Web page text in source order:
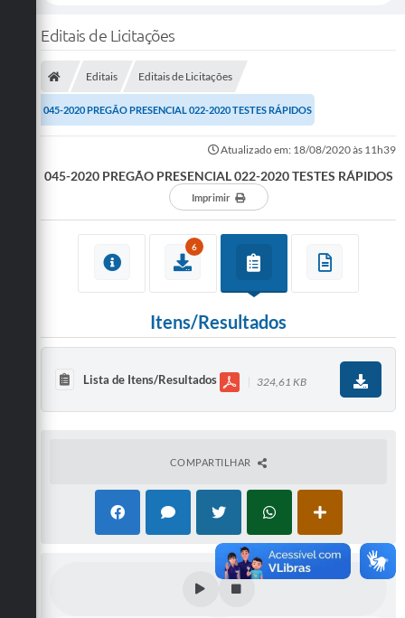
Editais de Licitações
Editais Editais de Licitações
045-2020 PREGÃO PRESENCIAL 022-2020 TESTES RÁPIDOS
Atualizado em: 18/08/2020 às 11h39
045-2020 PREGÃO PRESENCIAL 022-2020 TESTES RÁPIDOS
Imprimir
6
Itens/Resultados
Lista de Itens/Resultados 324,61 KB
COMPARTILHAR